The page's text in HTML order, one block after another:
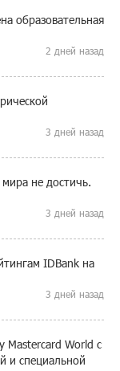
образовательная
2 дней назад
3 дней назад
не достичь.
3 дней назад
IDBank на
3 дней назад
Mastercard World с
и специальной